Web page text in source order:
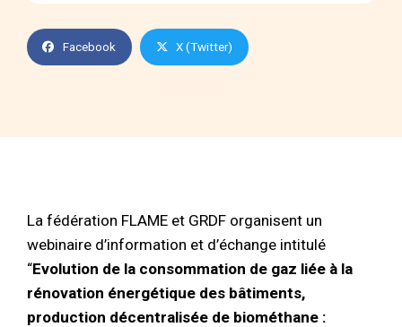
Facebook X (Twitter)
La fédération FLAME et GRDF organisent un
webinaire d’information et d’échange intitulé
“Evolution de la consommation de gaz liée à la
rénovation énergétique des bâtiments,
production décentralisée de biométhane :